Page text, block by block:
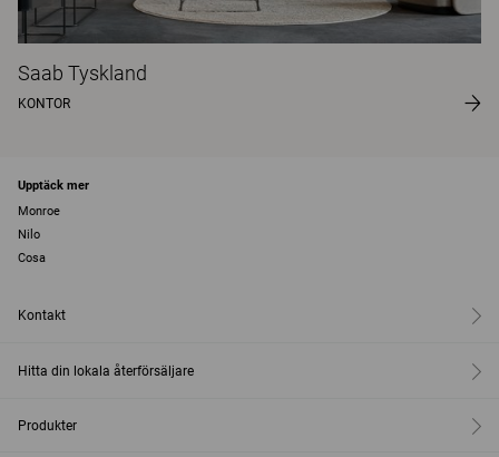
Saab Tyskland
KONTOR
Upptäck mer
Monroe
Nilo
Cosa
Kontakt
Hitta din lokala återförsäljare
Produkter